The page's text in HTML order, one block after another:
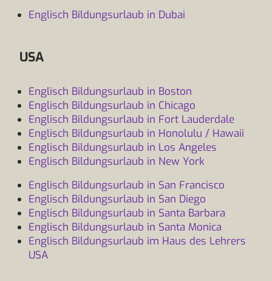
Englisch Bildungsurlaub in Dubai
USA
Englisch Bildungsurlaub in Boston
Englisch Bildungsurlaub in Chicago
Englisch Bildungsurlaub in Fort Lauderdale
Englisch Bildungsurlaub in Honolulu / Hawaii
Englisch Bildungsurlaub in Los Angeles
Englisch Bildungsurlaub in New York
Englisch Bildungsurlaub in San Francisco
Englisch Bildungsurlaub in San Diego
Englisch Bildungsurlaub in Santa Barbara
Englisch Bildungsurlaub in Santa Monica
Englisch Bildungsurlaub im Haus des Lehrers
USA